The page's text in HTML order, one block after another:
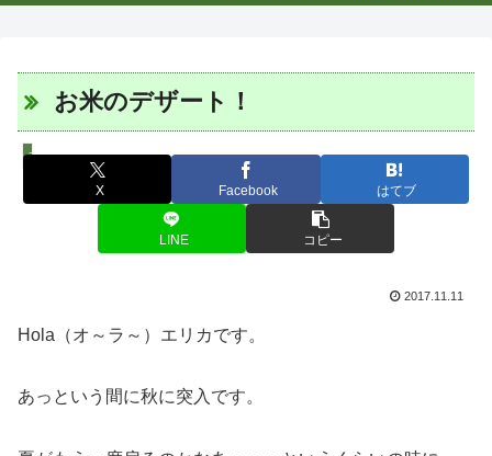
お米のデザート！
エリカの中南米いまむかし
X Facebook はてブ
LINE コピー
2017.11.11
Hola（オ～ラ～）エリカです。
あっという間に秋に突入です。